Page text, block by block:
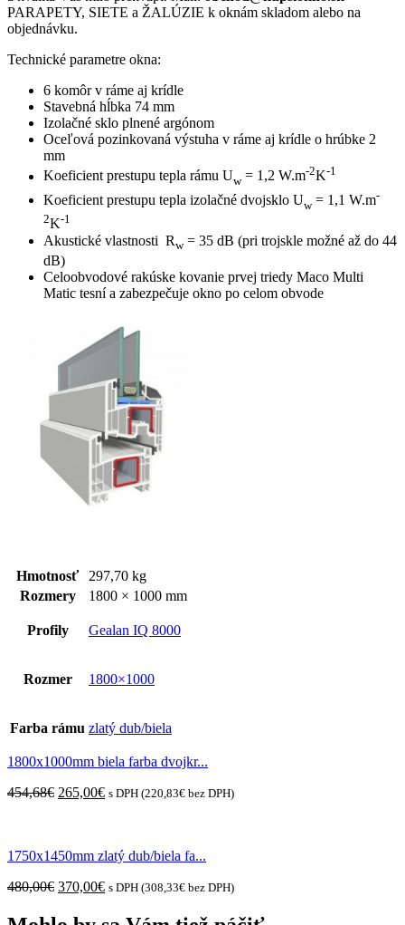
PARAPETY, SIETE a ŽALÚZIE k oknám skladom alebo na
objednávku.
Technické parametre okna:
6 komôr v ráme aj krídle
Stavebná hĺbka 74 mm
Izolačné sklo plnené argónom
Oceľová pozinkovaná výstuha v ráme aj krídle o hrúbke 2
mm
Koeficient prestupu tepla rámu Uw= 1,2 W.m-2K-1
Koeficient prestupu tepla izolačné dvojsklo Uw = 1,1 W.m-
2K-1
Akustické vlastnosti Rw= 35 dB (pri trojskle možné až do 44
dB)
Celoobvodové rakúske kovanie prvej triedy Maco Multi
Matic tesní a zabezpečuje okno po celom obvode
Hmotnosť
297,70 kg
Rozmery
1800 × 1000 mm
Profily Gealan IQ 8000
Rozmer 1800×1000
Farba rámu zlatý dub/biela
1800x1000mm biela farba dvojkr...
454,68€ Original
265,00€Current
s DPH (220,83€ bez DPH)
1750x1450mm zlatý dub/biela fa...
480,00€ Original
was:
370,00€Current
s DPH (308,33€ bez DPH)